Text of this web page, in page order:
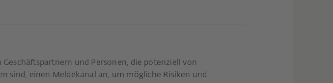
und Personen, die potenziell von
sind, einen Meldekanal an, um mögliche Risiken und